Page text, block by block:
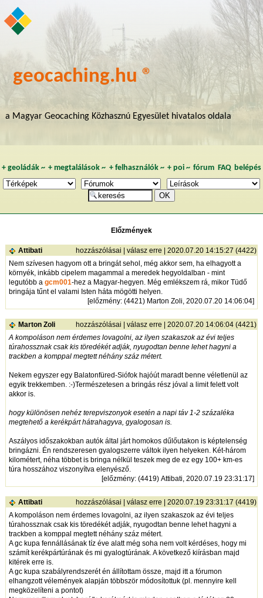
geocaching.hu ®
a Magyar Geocaching Közhasznú Egyesület hivatalos oldala
+ geoládák~ +megtalálások ~ + felhasználók~ + poi~ fórum FAQ belépés
Előzmények
Attibati hozzászólásai | válasz erre | 2020.07.20 14:15:27 (4422)
Nem szívesen hagyom ott a bringát sehol, még akkor sem, ha elhagyott a
környék, inkább cipelem magammal a meredek hegyoldalban - mint
legutóbb a gcm001-hez a Magyar-hegyen. Még emlékszem rá, mikor Tüdő
bringája tűnt el valami Isten háta mögötti helyen.
[előzmény: (4421) Marton Zoli, 2020.07.20 14:06:04]
Marton Zoli hozzászólásai | válasz erre | 2020.07.20 14:06:04 (4421)
A kompoláson nem érdemes lovagolni, az ilyen szakaszok az évi teljes
túrahossznak csak kis töredékét adják, nyugodtan benne lehet hagyni a
trackben a komppal megtett néhány száz métert.
Nekem egyszer egy Balatonfüred-Siófok hajóút maradt benne véletlenül az
egyik trekkemben. :-)Természetesen a bringás rész jóval a limit felett volt
akkor is.
hogy különösen nehéz terepviszonyok esetén a napi táv 1-2 százaléka
megtehető a kerékpárt hátrahagyva, gyalogosan is.
Aszályos időszakokban autók által járt homokos dűlőutakon is képtelenség
bringázni. Én rendszeresen gyalogszerre váltok ilyen helyeken. Két-három
kilométert, néha többet is bringa nélkül teszek meg de ez egy 100+ km-es
túra hosszához viszonyítva elenyésző.
[előzmény: (4419) Attibati, 2020.07.19 23:31:17]
Attibati hozzászólásai | válasz erre | 2020.07.19 23:31:17 (4419)
A kompoláson nem érdemes lovagolni, az ilyen szakaszok az évi teljes
túrahossznak csak kis töredékét adják, nyugodtan benne lehet hagyni a
trackben a komppal megtett néhány száz métert.
A gc kupa fennállásának tíz éve alatt még soha nem volt kérdéses, hogy mi
számít kerékpártúrának és mi gyalogtúrának. A következő kiírásban majd
kitérek erre is.
A gc kupa szabályrendszerét én állítottam össze, majd itt a fórumon
elhangzott vélemények alapján többször módosítottuk (pl. mennyire kell
megközelíteni a pontot)